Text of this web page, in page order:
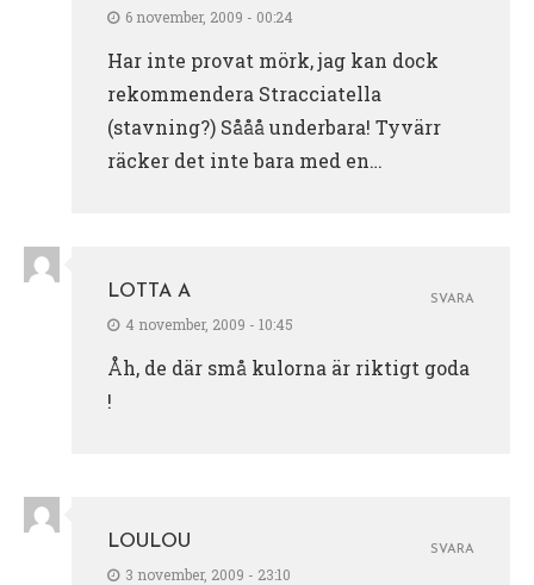
6 november, 2009 - 00:24
Har inte provat mörk, jag kan dock
rekommendera Stracciatella
(stavning?) Sååå underbara! Tyvärr
räcker det inte bara med en…
LOTTA A
4 november, 2009 - 10:45
Åh, de där små kulorna är riktigt goda
!
SVARA
LOULOU
3 november, 2009 - 23:10
SVARA